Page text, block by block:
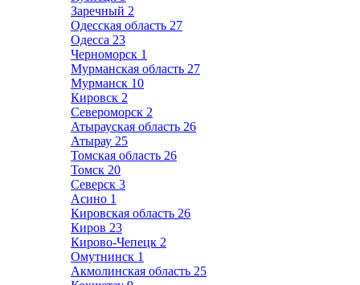
Заречный 2
Одесская область 27
Одесса 23
Черноморск 1
Мурманская область 27
Мурманск 10
Кировск 2
Североморск 2
Атырауская область 26
Атырау 25
Томская область 26
Томск 20
Северск 3
Асино 1
Кировская область 26
Киров 23
Кирово-Чепецк 2
Омутнинск 1
Акмолинская область 25